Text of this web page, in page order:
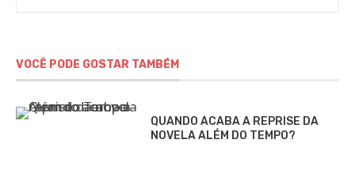
VOCÊ PODE GOSTAR TAMBÉM
QUANDO ACABA A REPRISE DA
NOVELA ALÉM DO TEMPO?